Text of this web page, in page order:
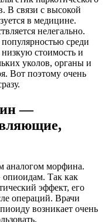
В связи с высокой
в медицине.
нелегально.
среди
стоимость и
уколов, органы и
Вот поэтому очень
—
аналогом морфина.
опиоидам. Так как
эффект, его
операций. Врачи
возникает очень